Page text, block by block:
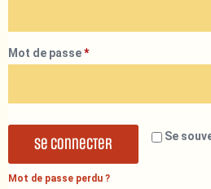
Mot de passe*
Se
Se connecter
Mot de passe perdu ?